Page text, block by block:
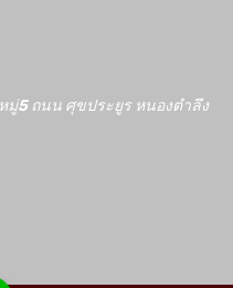
5​ ถนน ศุขประยูร หนองตำลึง